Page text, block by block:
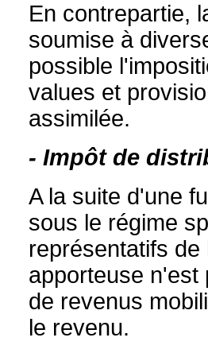
En contrepartie,
soumise à
possible
values et
assimilée.
- Impôt de
A la suite d'une
sous le régime
représentatifs
apporteuse n'est
de revenus
le revenu.